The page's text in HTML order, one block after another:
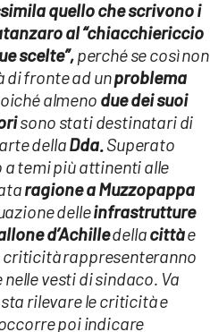
quello che scrivono i
al “chiacchiericcio
scelte”,perché se così non
di fronte ad unproblema
almeno due dei suoi
sono stati destinatari di
dellaDda. Superato
temi più attinenti alle
ragione a Muzzopappa
delleinfrastrutture
d’Achilledellacittàe
criticità rappresenteranno
vesti di sindaco. Va
rilevare le criticità e
poi indicare